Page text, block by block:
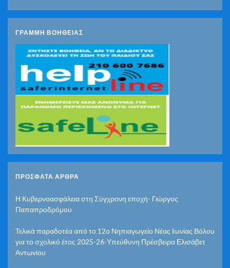
ΓΡΑΜΜΗ ΒΟΗΘΕΙΑΣ
ΠΡΌΣΦΑΤΑ ΆΡΘΡΑ
Η Κυβερνοασφάλεια στη Σύγχρονη εποχή- Γιώργος
Παπαπροδρόμου
Τελικά παραδοτέα από το 12ο Νηπιαγωγείο Νέας Ιωνίας Βόλου
για το σχολικό έτος 2025-26-Υπεύθυνη Πρέσβειρα Ελισάβετ
Αντωνίου